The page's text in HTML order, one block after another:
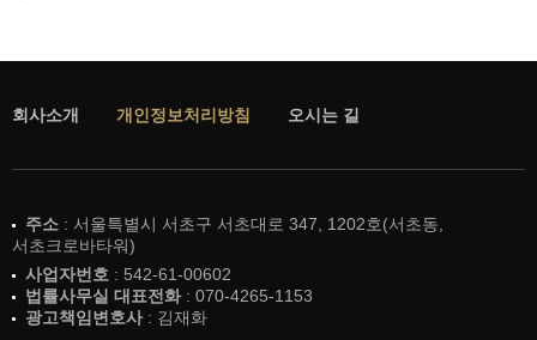
회사소개 개인정보처리방침 오시는 길
주소 : 서울특별시 서초구 서초대로 347, 1202호(서초동,
서초크로바타워)
사업자번호 : 542-61-00602
법률사무실 대표전화: 070-4265-1153
광고책임변호사: 김재화